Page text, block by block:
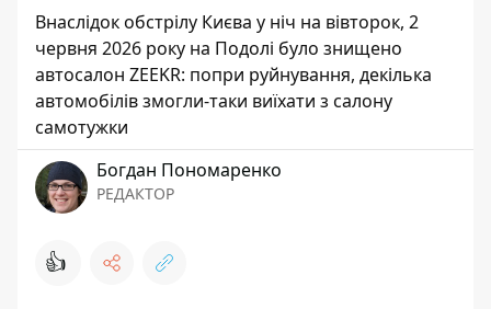
Внаслідок обстрілу Києва у ніч на вівторок, 2
червня 2026 року на Подолі було знищено
автосалон ZEEKR: попри руйнування, декілька
автомобілів змогли-таки виїхати з салону
самотужки
Богдан Пономаренко
РЕДАКТОР
👍